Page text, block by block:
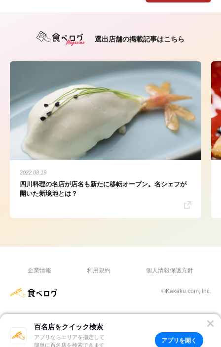
百名店をクイック検索
アプリならエリアを指定して
簡単に百名店を検索できます
アプリを開く
選出店舗の掲載記事はこちら
2022.08.19
四川料理の名店が店名も新たに移転オープン。名シェフが
開いた新境地とは？
企業情報 利用規約 個人情報保護方針
©Kakaku.com, Inc.